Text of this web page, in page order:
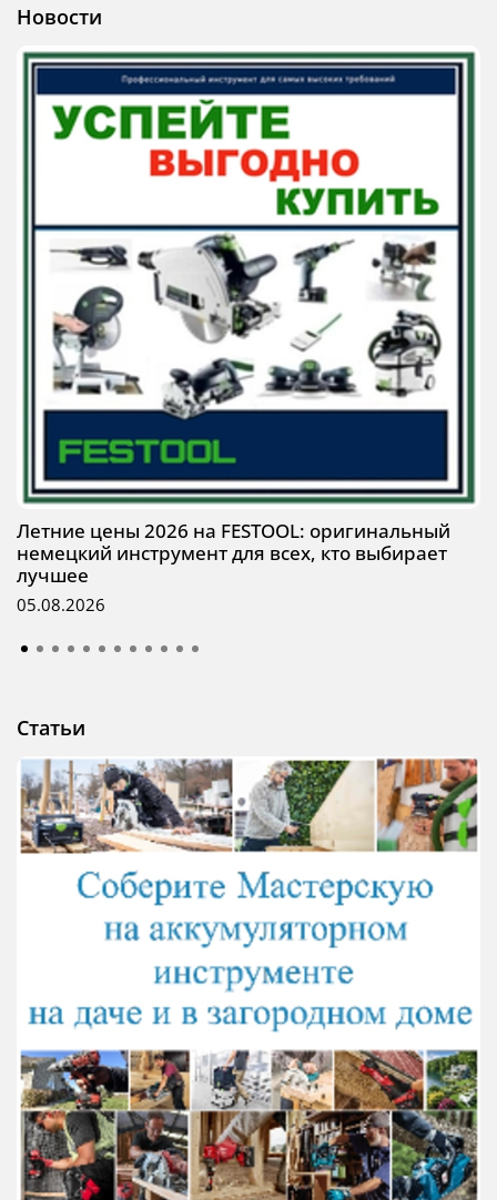
Новости
Летние цены 2026 на FESTOOL: оригинальный
немецкий инструмент для всех, кто выбирает
лучшее
05.08.2026
Статьи